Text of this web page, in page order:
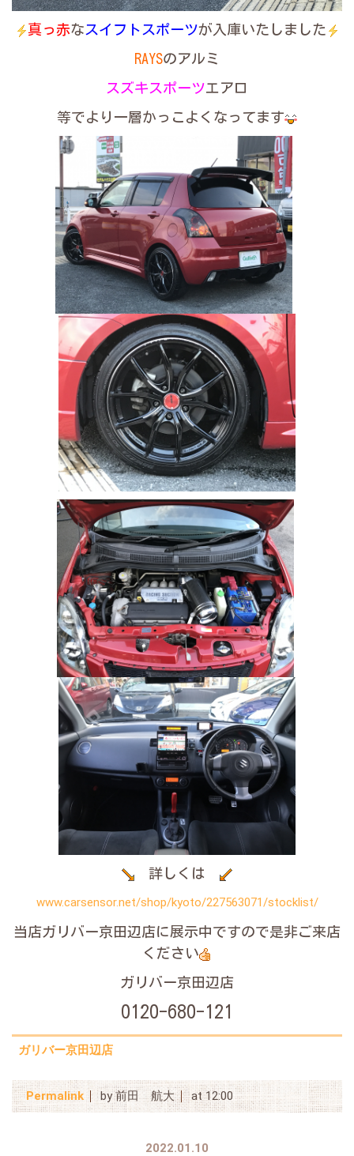
真っ赤なスイフトスポーツが入庫いたしました
RAYSのアルミ
スズキスポーツエアロ
等でより一層かっこよくなってます
詳しくは
www.carsensor.net/shop/kyoto/227563071/stocklist/
当店ガリバー京田辺店に展示中ですので是非ご来店
ください
ガリバー京田辺店
0120-680-121
ガリバー京田辺店
Permalink by 前田 航大 at 12:00
2022.01.10